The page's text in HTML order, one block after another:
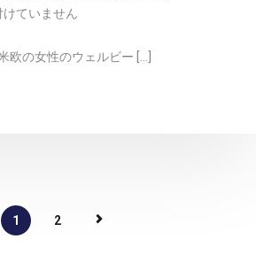
けていません
欧の女性のウェルビー […]
1 2